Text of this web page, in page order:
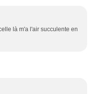
là m'a l'air succulente en